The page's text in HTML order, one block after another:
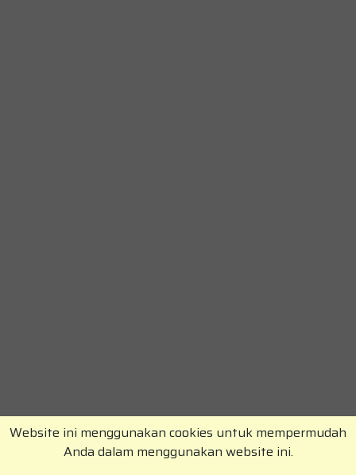
Copyright © RajaKomen.com 2026 All Rights
Website ini menggunakan cookies untuk mempermudah
Anda dalam menggunakan website ini.